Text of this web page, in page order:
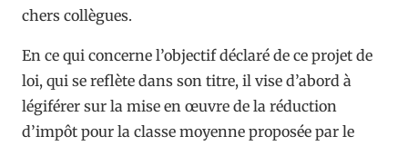
chers collègues.
En ce qui concerne l’objectif déclaré de ce projet de
loi, qui se reflète dans son titre, il vise d’abord à
légiférer sur la mise en œuvre de la réduction
d’impôt pour la classe moyenne proposée par le